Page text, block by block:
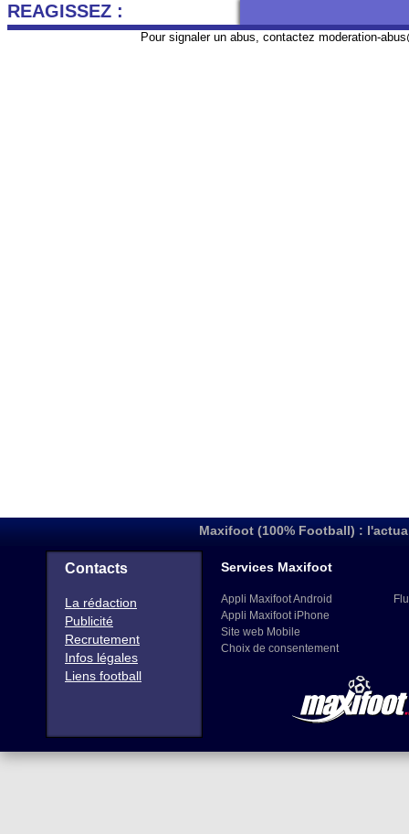
REAGISSEZ :
Pour signaler un abus, contactez moderation-
Maxifoot (100% Football) :
Contacts
La rédaction
Publicité
Recrutement
Infos légales
Liens football
Services Maxifoot
Appli Maxifoot Android
Appli Maxifoot iPhone
Site web Mobile
Choix de consentement